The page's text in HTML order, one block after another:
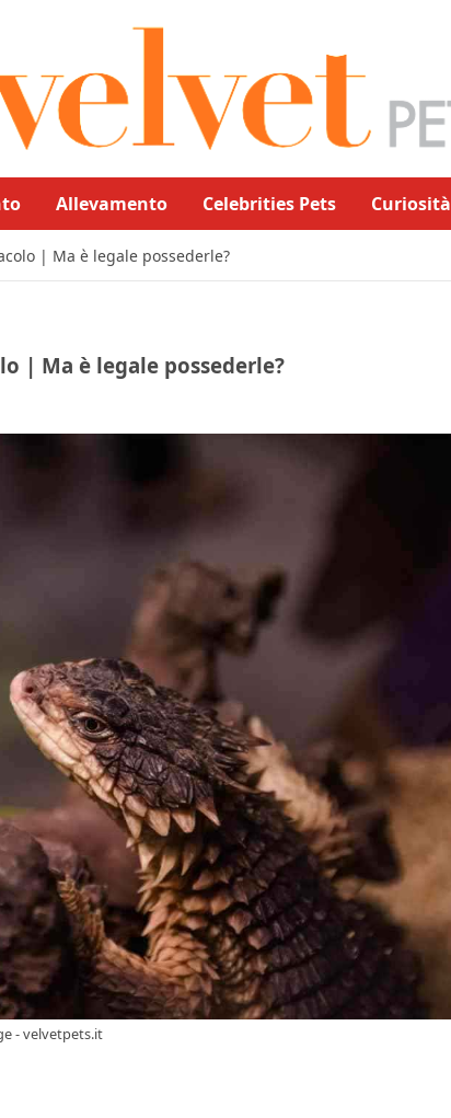
Allevamento Celebrities Pets Curiosità
| Ma è legale possederle?
| Ma è legale possederle?
- velvetpets.it